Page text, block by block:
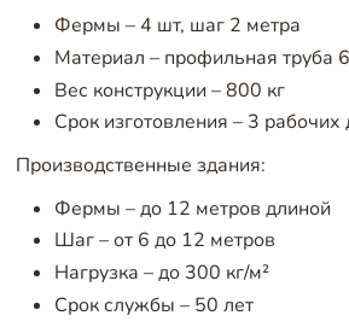
Фермы – 4 шт, шаг 2 метра
Материал – профильная труба
Вес конструкции – 800 кг
Срок изготовления – 3 рабочих
Производственные здания:
Фермы – до 12 метров длиной
Шаг – от 6 до 12 метров
Нагрузка – до 300 кг/м²
Срок службы – 50 лет